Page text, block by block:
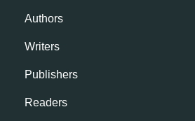
Authors
Writers
Publishers
Readers